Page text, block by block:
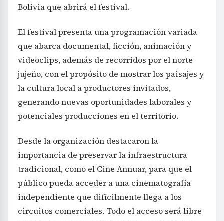
El festival presenta una programación variada
videoclips, además de recorridos por el norte
jujeño, con el propósito de mostrar los paisajes y
la cultura local a productores invitados,
generando nuevas oportunidades laborales y
potenciales producciones en el territorio.
Desde la organización destacaron la
tradicional, como el Cine Annuar, para que el
público pueda acceder a una cinematografía
independiente que difícilmente llega a los
circuitos comerciales. Todo el acceso será libre
y gratuito, y la comunidad puede consultar el
cronograma completo en el sitio oficial y redes